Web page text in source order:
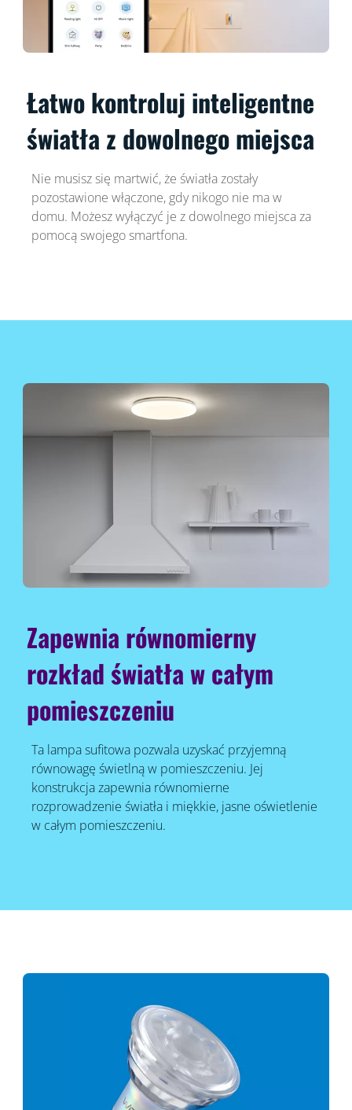
Łatwo kontroluj inteligentne
światła z dowolnego miejsca
Nie musisz się martwić, że światła zostały
pozostawione włączone, gdy nikogo nie ma w
domu. Możesz wyłączyć je z dowolnego miejsca za
pomocą swojego smartfona.
Zapewnia równomierny
rozkład światła w całym
pomieszczeniu
Ta lampa sufitowa pozwala uzyskać przyjemną
równowagę świetlną w pomieszczeniu. Jej
konstrukcja zapewnia równomierne
rozprowadzenie światła i miękkie, jasne oświetlenie
w całym pomieszczeniu.